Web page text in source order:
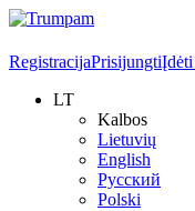
RegistracijaPrisijungti
LT
Kalbos
Lietuvių
English
Русский
Polski